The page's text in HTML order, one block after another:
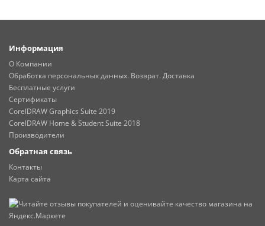
Информация
О Компании
Обработка персональных данных. Возврат. Доставка
Бесплатные услуги
Сертификаты
CorelDRAW Graphics Suite 2019
CorelDRAW Home & Student Suite 2018
Производители
Обратная связь
Контакты
Карта сайта